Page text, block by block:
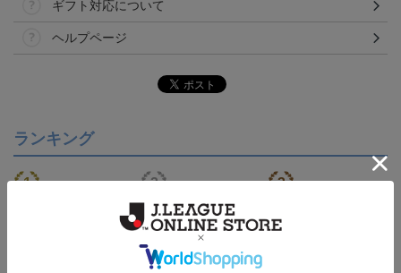
ギフト対応について
ヘルプページ
ランキング